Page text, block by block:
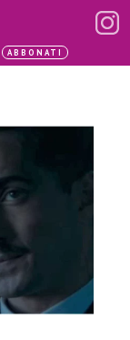
ABBONATI